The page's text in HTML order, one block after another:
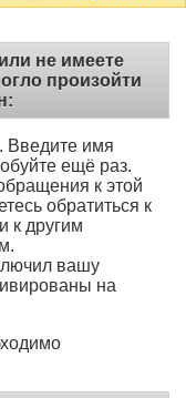
не имеете
произойти
Введите имя
ещё раз.
к этой
обратиться к
к другим
вашу
на